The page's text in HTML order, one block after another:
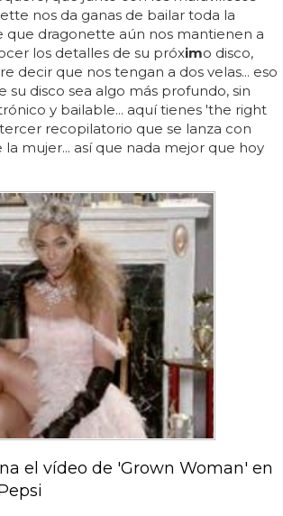
nos da ganas de bailar toda la
dragonette aún nos mantienen a
los detalles de su próximo disco,
decir que nos tengan a dos velas... eso
su disco sea algo más profundo, sin
y bailable... aquí tienes 'the right
recopilatorio que se lanza con
mujer... así que nada mejor que hoy
el vídeo de 'Grown Woman' en